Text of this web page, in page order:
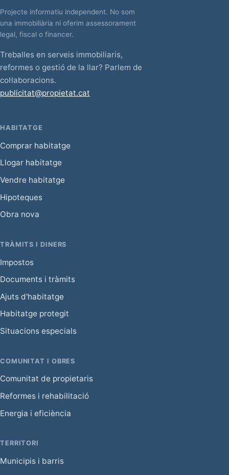
Projecte informatiu independent. No som
una immobiliària ni oferim assessorament
legal, fiscal o financer.
Treballes en serveis immobiliaris,
reformes o gestió de la llar? Parlem de
col·laboracions.
publicitat@propietat.cat
HABITATGE
Comprar habitatge
Llogar habitatge
Vendre habitatge
Hipoteques
Obra nova
TRÀMITS I DINERS
Impostos
Documents i tràmits
Ajuts d'habitatge
Habitatge protegit
Situacions especials
COMUNITAT I OBRES
Comunitat de propietaris
Reformes i rehabilitació
Energia i eficiència
TERRITORI
Municipis i barris